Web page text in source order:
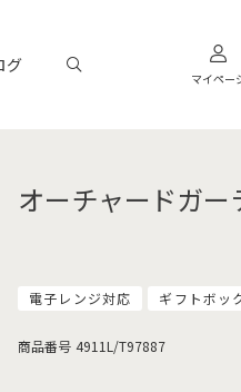
グ
マイペー
オーチャードガ
電子レンジ対応 ギフトボッ
商品番号 4911L/T97887